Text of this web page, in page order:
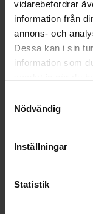
vidarebefordrar
information från
annons- och
Dessa kan i sin
information som
Nödvändig
Inställningar
Statistik
HÅLLBARHET
LANDSKRONA
OHLSSONS REGION